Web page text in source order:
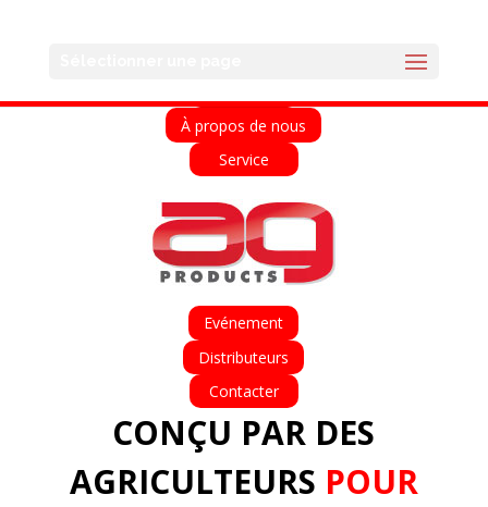
À propos de nous
Service
Evénement
Distributeurs
Contacter
CONÇU PAR DES
AGRICULTEURS POUR